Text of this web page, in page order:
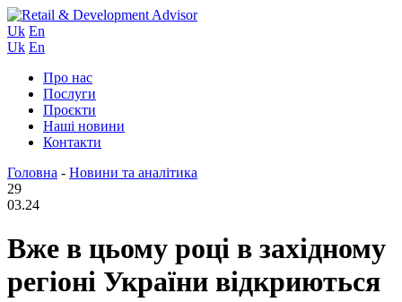
Uk En
Uk En
Про нас
Послуги
Проєкти
Наші новини
Контакти
Головна - Новини та аналітика
29
03.24
Вже в цьому році в західному
регіоні України відкриються